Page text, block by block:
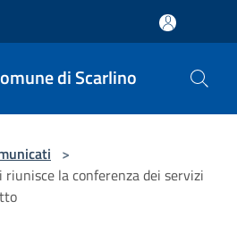
di Scarlino
>
la conferenza dei servizi